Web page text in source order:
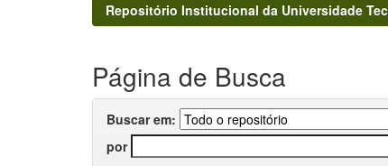
Repositório Institucional da Universidade
Página de Busca
Buscar em:
por